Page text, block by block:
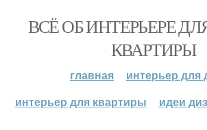
ВСЁ ОБ ИНТЕРЬЕРЕ
КВАРТИРЫ
главная
интерьер для
интерьер для квартиры
идеи